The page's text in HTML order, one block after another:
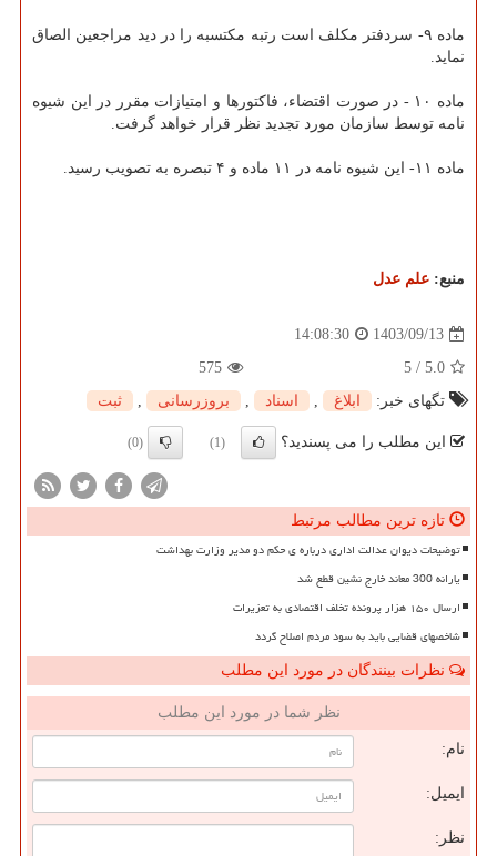
ماده ۹- سردفتر مکلف است رتبه مکتسبه را در دید مراجعین الصاق
نماید.
ماده ۱۰ - در صورت اقتضاء، فاکتورها و امتیازات مقرر در این شیوه
نامه توسط سازمان مورد تجدید نظر قرار خواهد گرفت.
ماده ۱۱- این شیوه نامه در ۱۱ ماده و ۴ تبصره به تصویب رسید.
منبع: علم عدل
1403/09/13
14:08:30
5.0
/
5
575
تگهای خبر:
ابلاغ , اسناد , بروزرسانی , ثبت
این مطلب را می پسندید؟ (1)
(0)
تازه ترین مطالب مرتبط
توضیحات دیوان عدالت اداری درباره ی حکم دو مدیر وزارت بهداشت
یارانه 300 معاند خارج نشین قطع شد
ارسال ۱۵۰ هزار پرونده تخلف اقتصادی به تعزیرات
شاخصهای قضایی باید به سود مردم اصلاح گردد
نظرات بینندگان در مورد این مطلب
نظر شما در مورد این مطلب
نام:
ایمیل:
نظر: